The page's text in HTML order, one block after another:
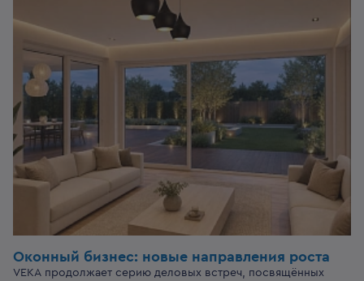
Оконный бизнес: новые направления роста
VEKA продолжает серию деловых встреч, посвящённых